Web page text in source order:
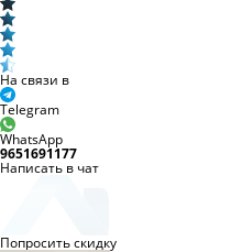
На связи в
Telegram
WhatsApp
9651691177
Написать в чат
Попросить скидку